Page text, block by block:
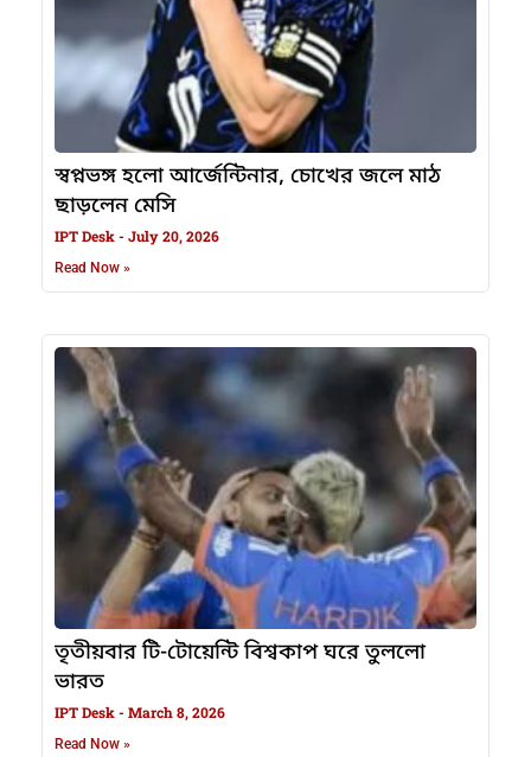
স্বপ্নভঙ্গ হলো আর্জেন্টিনার, চোখের জলে মাঠ
ছাড়লেন মেসি
IPT Desk July 20, 2026
Read Now »
তৃতীয়বার টি-টোয়েন্টি বিশ্বকাপ ঘরে তুললো
ভারত
IPT Desk March 8, 2026
Read Now »